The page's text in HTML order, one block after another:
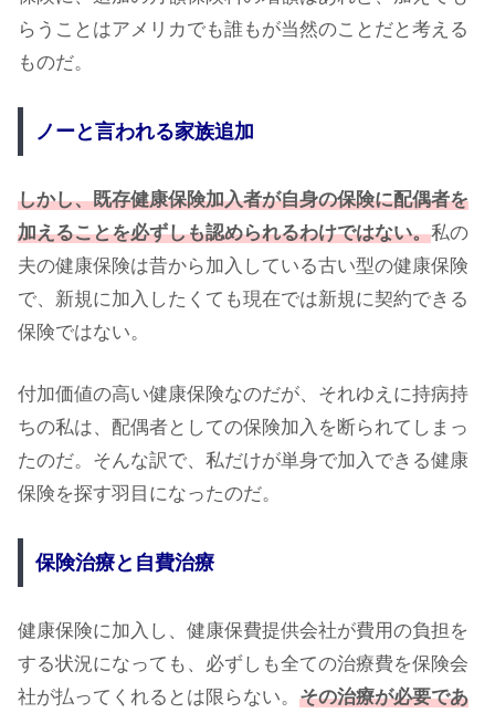
らうことはアメリカでも誰もが当然のことだと考える
ものだ。
ノーと言われる家族追加
しかし、既存健康保険加入者が自身の保険に配偶者を
加えることを必ずしも認められるわけではない。私の
夫の健康保険は昔から加入している古い型の健康保険
で、新規に加入したくても現在では新規に契約できる
保険ではない。
付加価値の高い健康保険なのだが、それゆえに持病持
ちの私は、配偶者としての保険加入を断られてしまっ
たのだ。そんな訳で、私だけが単身で加入できる健康
保険を探す羽目になったのだ。
保険治療と自費治療
健康保険に加入し、健康保費提供会社が費用の負担を
する状況になっても、必ずしも全ての治療費を保険会
社が払ってくれるとは限らない。 その治療が必要であ